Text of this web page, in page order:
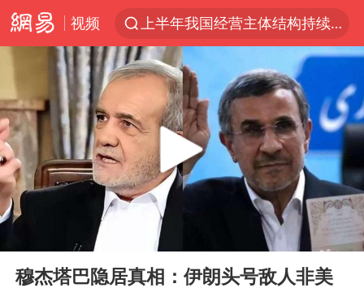
视频
上半年我国经营主体结构持续优化
王传君 《披荆斩棘》
白海豚预计将在浙江苍南到三门一带登陆
今日15时起福州地铁高架区段停运
国足U17与阿森纳决赛取消 并列冠军
王艺迪2-4不敌张本美和止步4强
上门女婿出轨女邻居多年被判重婚罪
2025年小学教师减少13.19万
Play
06:28
穆杰塔巴隐居真相：伊朗头号敌人非美